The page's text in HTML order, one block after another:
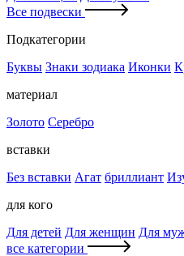
Все подвески
Подкатегории
Буквы Знаки зодиака Иконки
материал
Золото Серебро
вставки
Без вставки Агат бриллиант
для кого
Для детей Для женщин Для
все категории